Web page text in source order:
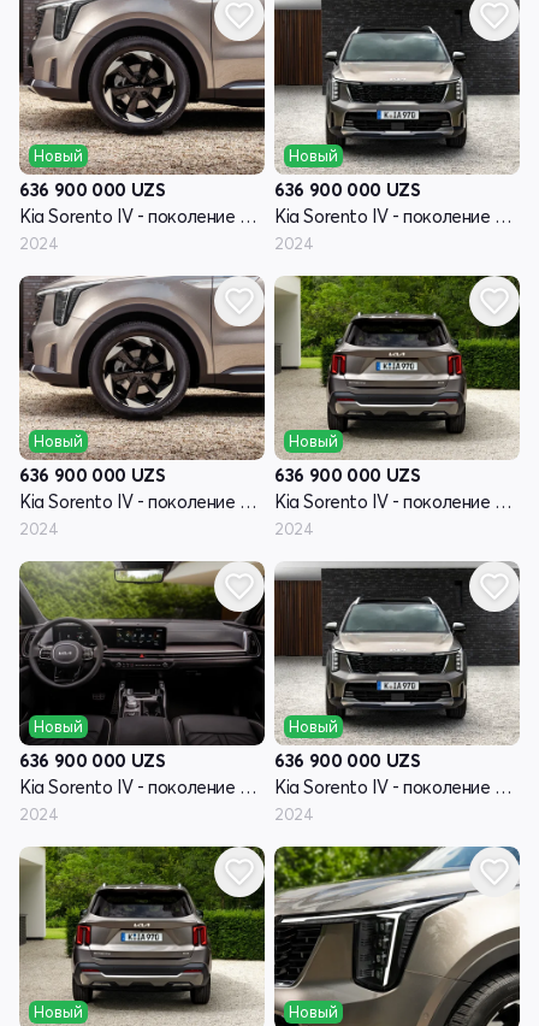
Новый
636 900 000 UZS
Kia Sorento IV - поколение рестайлинг
2024
Новый
636 900 000 UZS
Kia Sorento IV - поколение рестайлинг
2024
Новый
636 900 000 UZS
Kia Sorento IV - поколение рестайлинг
2024
Новый
636 900 000 UZS
Kia Sorento IV - поколение рестайлинг
2024
Новый
636 900 000 UZS
Kia Sorento IV - поколение рестайлинг
2024
Новый
636 900 000 UZS
Kia Sorento IV - поколение рестайлинг
2024
Новый Новый